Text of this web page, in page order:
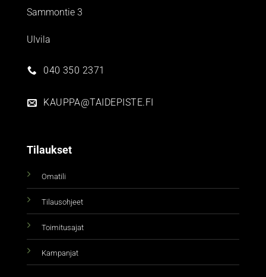
Sammontie 3
Ulvila
040 350 2371
KAUPPA@TAIDEPISTE.FI
Tilaukset
Omatili
Tilausohjeet
Toimitusajat
Kampanjat